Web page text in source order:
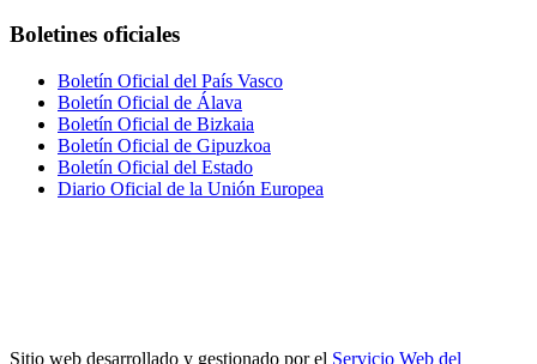
Boletines oficiales
Boletín Oficial del País Vasco
Boletín Oficial de Álava
Boletín Oficial de Bizkaia
Boletín Oficial de Gipuzkoa
Boletín Oficial del Estado
Diario Oficial de la Unión Europea
Sitio web desarrollado y gestionado por el Servicio Web del